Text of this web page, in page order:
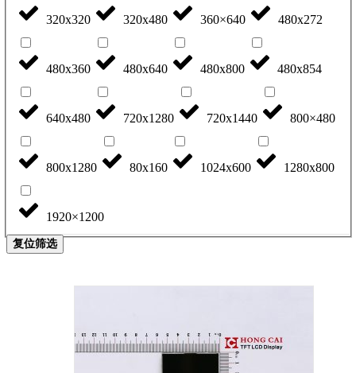
320x320 320x480 360×640 480x272
480x360 480x640 480x800 480x854
640x480 720x1280 720x1440 800×480
800x1280 80x160 1024x600 1280x800
1920×1200
复位筛选